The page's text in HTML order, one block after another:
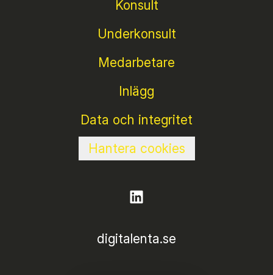
Konsult
Underkonsult
Medarbetare
Inlägg
Data och integritet
Hantera cookies
digitalenta.se